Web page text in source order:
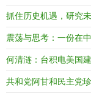
抓住历史机遇，研究
震荡与思考：一份在
何清涟：台积电美国
共和党阿甘和民主党